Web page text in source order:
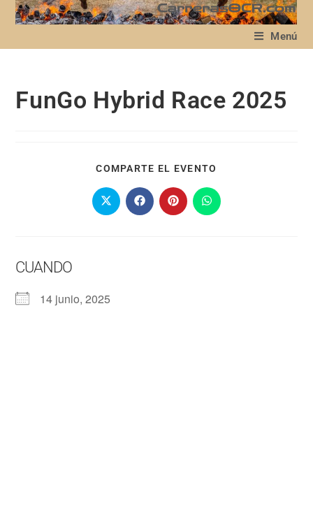
Menú
FunGo Hybrid Race 2025
COMPARTE EL EVENTO
CUANDO
14 junio, 2025